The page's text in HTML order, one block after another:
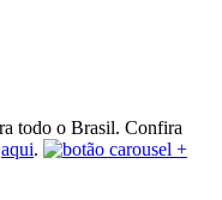
todo o Brasil. Confira
aqui.